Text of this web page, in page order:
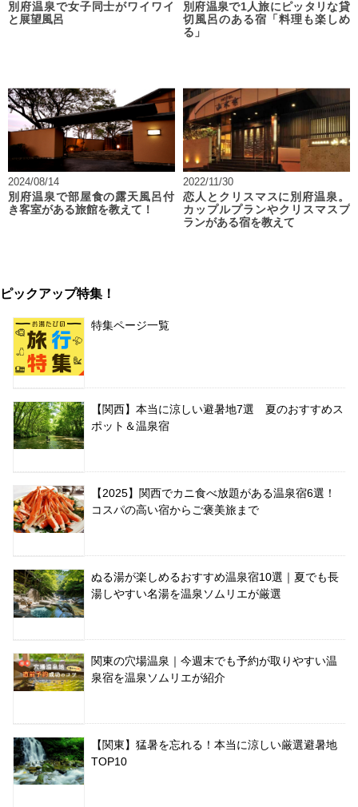
別府温泉で女子同士がワイワイ
と展望風呂
別府温泉で1人旅にピッタリな貸
切風呂のある宿「料理も楽しめ
る」
2024/08/14
別府温泉で部屋食の露天風呂付
き客室がある旅館を教えて！
2022/11/30
恋人とクリスマスに別府温泉。
カップルプランやクリスマスプ
ランがある宿を教えて
ピックアップ特集！
特集ページ一覧
【関西】本当に涼しい避暑地7選 夏のおすすめス
ポット＆温泉宿
【2025】関西でカニ食べ放題がある温泉宿6選！
コスパの高い宿からご褒美旅まで
ぬる湯が楽しめるおすすめ温泉宿10選｜夏でも長
湯しやすい名湯を温泉ソムリエが厳選
関東の穴場温泉｜今週末でも予約が取りやすい温
泉宿を温泉ソムリエが紹介
【関東】猛暑を忘れる！本当に涼しい厳選避暑地
TOP10